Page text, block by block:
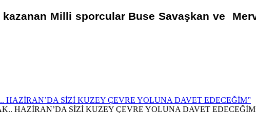
Milli sporcular Buse Savaşkan ve
SİZİ KUZEY ÇEVRE YOLUNA DAVET EDECEĞİM”